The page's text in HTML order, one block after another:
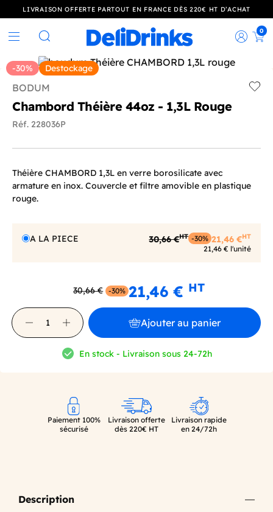
LIVRAISON OFFERTE PARTOUT EN FRANCE DÈS 220€ HT D’ACHAT
Rechercher
0
-30% Destockage
BODUM
Chambord Théière 44oz - 1,3L Rouge
Réf. 228036P
Théière CHAMBORD 1,3L en verre borosilicate avec
armature en inox. Couvercle et filtre amovible en plastique
rouge.
A LA PIECE 30,66 €HT -30% 21,46 €HT
21,46 € l'unité
30,66 € -30% 21,46 € HT
Ajouter au panier
En stock - Livraison sous 24-72h
Paiement 100%
sécurisé
Livraison offerte
dès 220€ HT
Livraison rapide
en 24/72h
Description